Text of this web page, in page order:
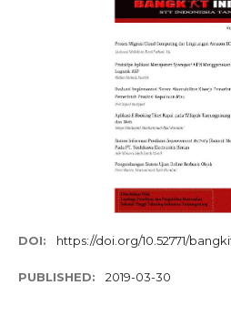
DOI: https://doi.org/10.52771/
PUBLISHED: 2019-03-30